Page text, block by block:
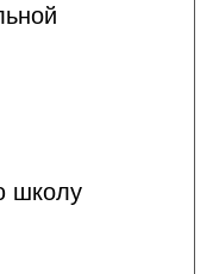
школу